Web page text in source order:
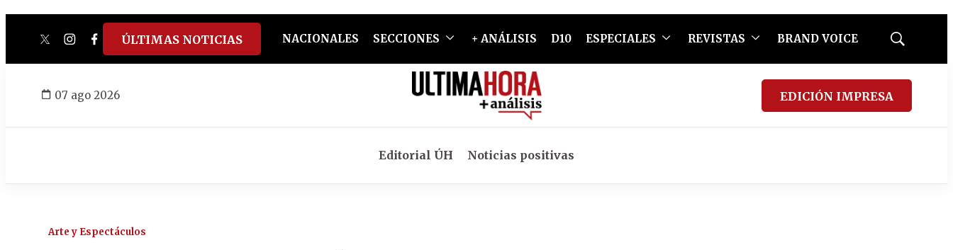
twitterinstagram
facebook
tiktokyoutube
spotify
ÚLTIMAS NOTICIAS NACIONALES SECCIONES + ANÁLISIS D10 ESPECIALES REVISTAS BRAND VOICE
Mostrar
07 ago 2026 EDICIÓN IMPRESA
Editorial ÚH Noticias positivas
Arte y Espectáculos